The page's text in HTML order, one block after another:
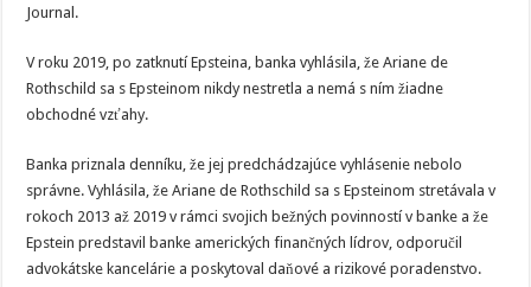
Journal.
V roku 2019, po zatknutí Epsteina, banka vyhlásila, že Ariane de
Rothschild sa s Epsteinom nikdy nestretla a nemá s ním žiadne
obchodné vzťahy.
Banka priznala denníku, že jej predchádzajúce vyhlásenie nebolo
správne. Vyhlásila, že Ariane de Rothschild sa s Epsteinom stretávala v
rokoch 2013 až 2019 v rámci svojich bežných povinností v banke a že
Epstein predstavil banke amerických finančných lídrov, odporučil
advokátske kancelárie a poskytoval daňové a rizikové poradenstvo.